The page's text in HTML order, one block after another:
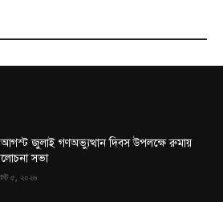
জুলাই গণঅভ্যুত্থান দিবস উপলক্ষে রুমায়
সভা
৫, ২০২৬